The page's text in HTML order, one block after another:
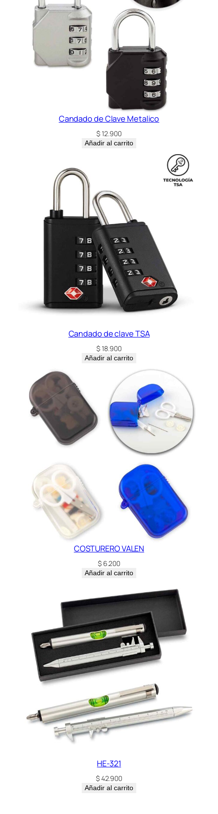
Candado de Clave Metalico
$12.900
Añadir al carrito
Candado de clave TSA
$18.900
Añadir al carrito
COSTURERO VALEN
$6.200
Añadir al carrito
HE-321
$42.900
Añadir al carrito